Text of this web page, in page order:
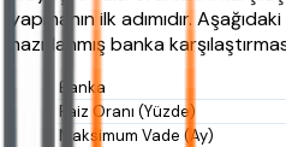
yapmanın ilk adımıdır.
hazırlanmış banka